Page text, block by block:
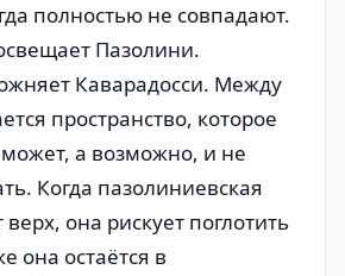
полностью не совпадают.
Пазолини.
Каварадосси. Между
пространство, которое
а возможно, и не
Когда пазолиниевская
верх, она рискует поглотить
она остаётся в